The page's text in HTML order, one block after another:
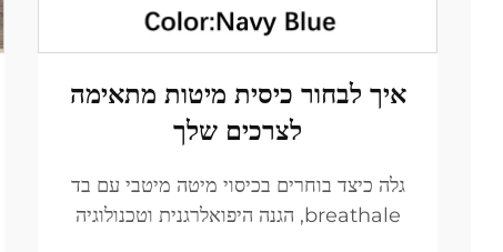
איך לבחור כיסית מיטות מתאימה
לצרכים שלך
גלה כיצד בוחרים בכיסוי מיטה מיטבי עם בד
breathale, הגנה היפואלרגנית וטכנולוגיה